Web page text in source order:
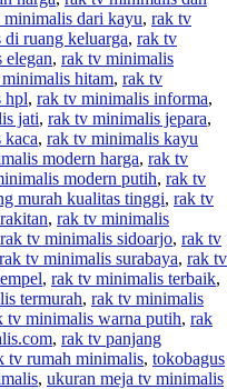
minimalis dari kayu, rak tv
ruang keluarga, rak tv
, rak tv minimalis
hitam, rak tv
hpl, rak tv minimalis informa,
jati, rak tv minimalis jepara,
, rak tv minimalis kayu
modern harga, rak tv
modern putih, rak tv
murah kualitas tinggi, rak tv
, rak tv minimalis
rak tv minimalis sidoarjo, rak tv
rak tv minimalis surabaya, rak tv
, rak tv minimalis terbaik,
termurah, rak tv minimalis
tv minimalis warna putih, rak
, rak tv panjang
tv rumah minimalis, tokobagus
, ukuran meja tv minimalis